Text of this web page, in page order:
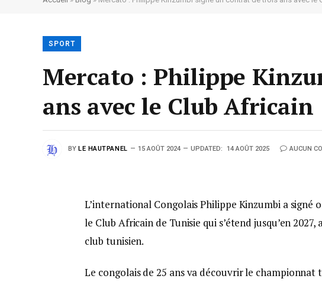
SPORT
Mercato : Philippe
ans avec le Club Africain
BY LE HAUTPANEL 15 AOÛT 2024 UPDATED: 14 AOÛT 2025 AUCUN
L’international Congolais Philippe Kinzumbi a
le Club Africain de Tunisie qui s’étend jusqu’en
club tunisien.
Le congolais de 25 ans va découvrir le championnat